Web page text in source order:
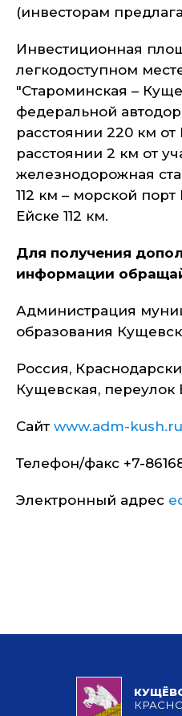
(инвесторам
Инвестиционная
легкодоступном
"Староминская –
федеральной
расстоянии 220 км
расстоянии 2 км от
железнодорожная
112 км – морской
Ейске 112 км.
Для получения
информации
Администрация
образования
Россия,
Кущевская, переулок
Сайт www.adm-kush.ru
Телефон/факс +7-
Электронный адрес